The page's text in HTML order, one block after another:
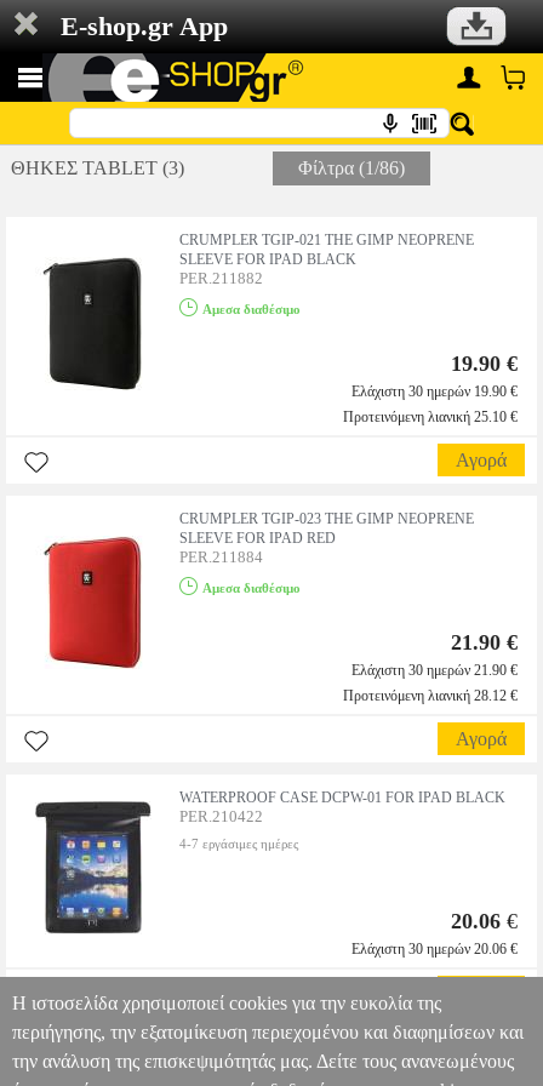
E-shop.gr App
ΘΗΚΕΣ TABLET (3) Φίλτρα (1/86)
CRUMPLER TGIP-021 THE GIMP NEOPRENE
SLEEVE FOR IPAD BLACK
PER.211882
Αμεσα διαθέσιμο
19.90 €
Ελάχιστη 30 ημερών 19.90 €
Προτεινόμενη λιανική 25.10 €
Αγορά
CRUMPLER TGIP-023 THE GIMP NEOPRENE
SLEEVE FOR IPAD RED
PER.211884
Αμεσα διαθέσιμο
21.90 €
Ελάχιστη 30 ημερών 21.90 €
Προτεινόμενη λιανική 28.12 €
Αγορά
WATERPROOF CASE DCPW-01 FOR IPAD BLACK
PER.210422
4-7 εργάσιμες ημέρες
20.06 €
Ελάχιστη 30 ημερών 20.06 €
Η ιστοσελίδα χρησιμοποιεί cookies για την ευκολία της
περιήγησης, την εξατομίκευση περιεχομένου και διαφημίσεων και
την ανάλυση της επισκεψιμότητάς μας. Δείτε τους ανανεωμένους